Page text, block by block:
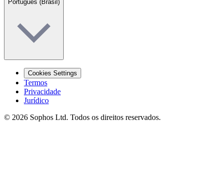
Português (Brasil)
Cookies Settings
Termos
Privacidade
Jurídico
© 2026 Sophos Ltd. Todos os direitos reservados.